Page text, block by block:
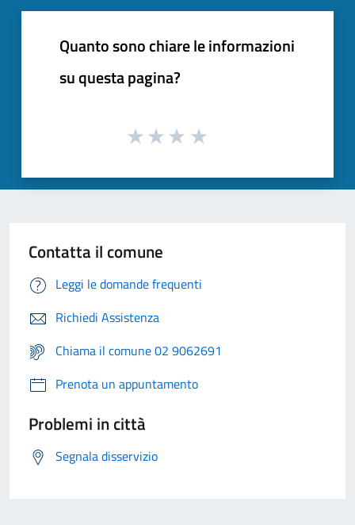
Quanto sono chiare le informazioni
su questa pagina?
Contatta il comune
Leggi le domande frequenti
Richiedi Assistenza
Chiama il comune 02 9062691
Prenota un appuntamento
Problemi in città
Segnala disservizio